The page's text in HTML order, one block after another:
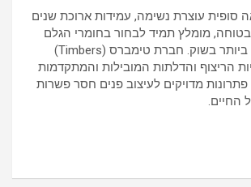
סופית עוצרת נשימה, עמידות ארוכת שנים
מומלץ תמיד לבחור בחומרי הגלם
הטובים והאמינים ביותר בשוק. חברת טימברס (Timbers)
הריצוף והדלתות המובילות והמתקדמות
מדויקים לעיצוב פנים חסר פשרות
החיים.